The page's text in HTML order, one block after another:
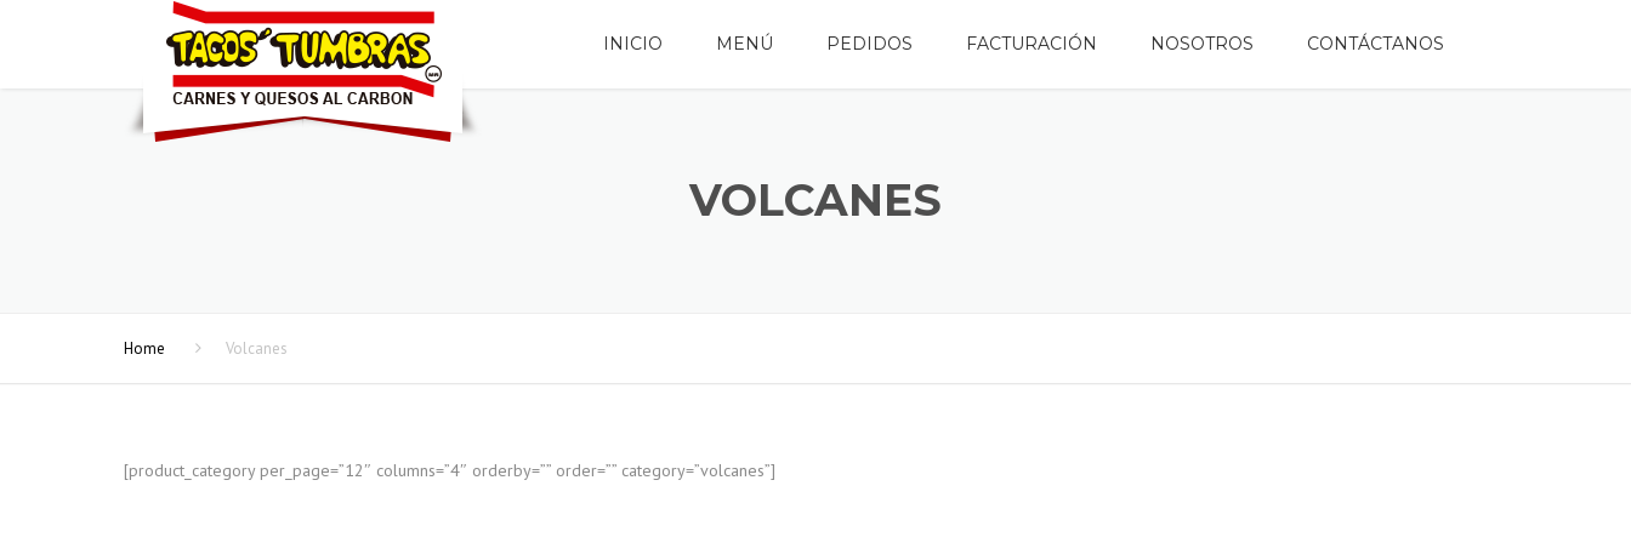
INICIO MENÚ PEDIDOS FACTURACIÓN NOSOTROS CONTÁCTANOS
VOLCANES
Home Volcanes
[product_category per_page=”12″ columns=”4″ orderby=”” order=”” category=”volcanes”]